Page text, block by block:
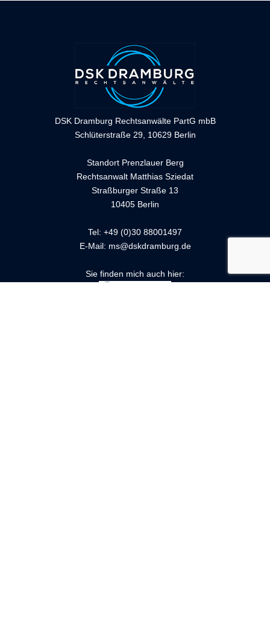
DSK Dramburg Rechtsanwälte PartG mbB
Schlüterstraße 29, 10629 Berlin
Standort Prenzlauer Berg
Rechtsanwalt Matthias Sziedat
Straßburger Straße 13
10405 Berlin
Tel: +49 (0)30 88001497
E-Mail: ms@dskdramburg.de
Sie finden mich auch hier: